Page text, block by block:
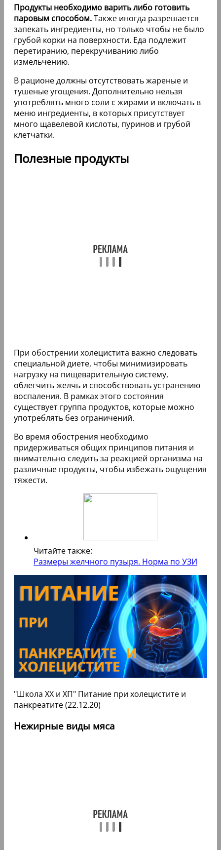
Продукты необходимо варить либо готовить
паровым способом.Также иногда разрешается
запекать ингредиенты, но только чтобы не было
грубой корки на поверхности. Еда подлежит
перетиранию, перекручиванию либо
измельчению.
В рационе должны отсутствовать жареные и
тушеные угощения. Дополнительно нельзя
употреблять много соли с жирами и включать в
меню ингредиенты, в которых присутствует
много щавелевой кислоты, пуринов и грубой
клетчатки.
Полезные продукты
При обострении холецистита важно следовать
специальной диете, чтобы минимизировать
нагрузку на пищеварительную систему,
облегчить желчь и способствовать устранению
воспаления. В рамках этого состояния
существует группа продуктов, которые можно
употреблять без ограничений.
Во время обострения необходимо
придерживаться общих принципов питания и
внимательно следить за реакцией организма на
различные продукты, чтобы избежать ощущения
тяжести.
Читайте также:
Размеры желчного пузыря. Норма по УЗИ
"Школа ХХ и ХП" Питание при холецистите и
панкреатите (22.12.20)
Нежирные виды мяса